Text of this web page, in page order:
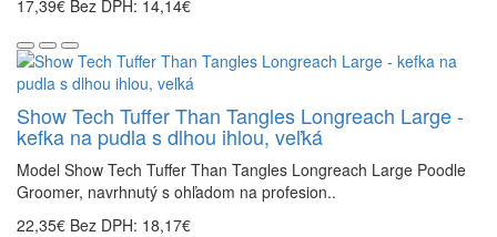
17,39€ Bez DPH: 14,14€
Show Tech Tuffer Than Tangles Longreach Large -
kefka na pudla s dlhou ihlou, veľká
Model Show Tech Tuffer Than Tangles Longreach Large Poodle
Groomer, navrhnutý s ohľadom na profesion..
22,35€ Bez DPH: 18,17€